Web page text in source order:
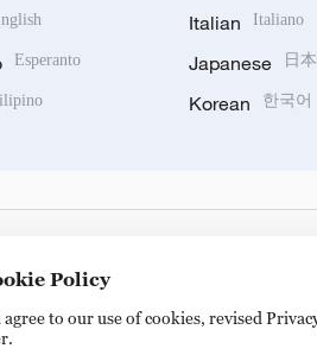
Esperanto
Italian Italiano
Japanese 日
Korean 한국어
Policy
to our use of cookies, revised